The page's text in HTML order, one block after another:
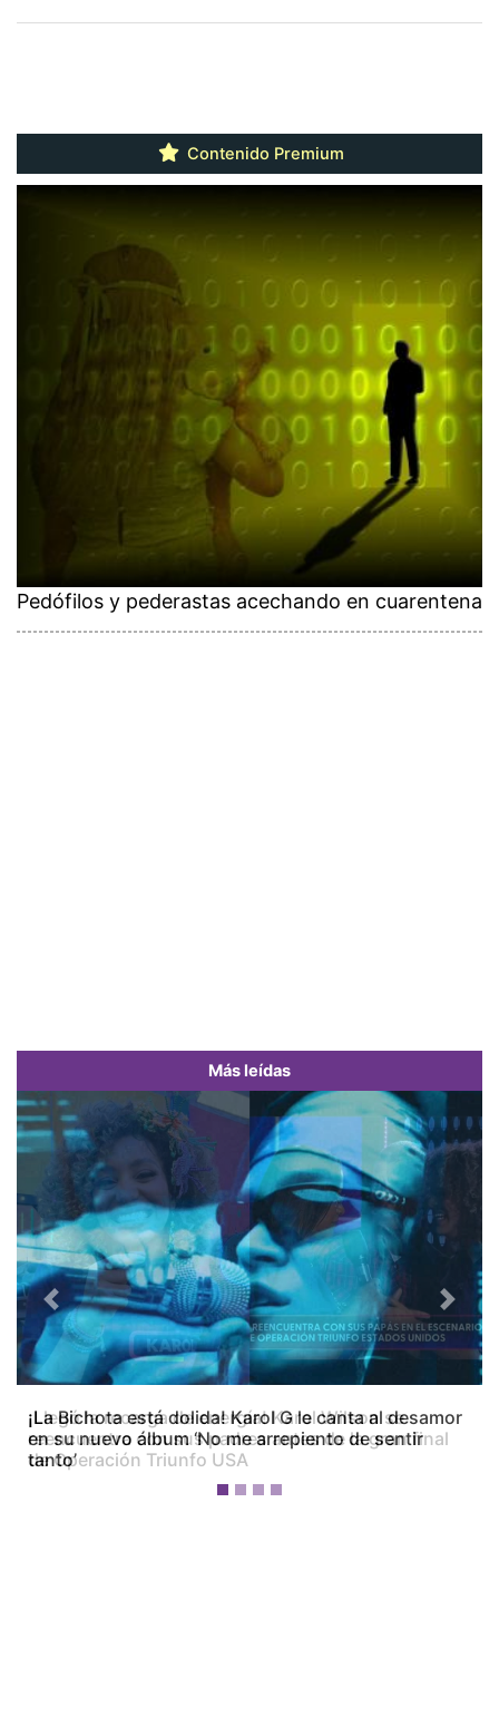
Contenido Premium
Pedófilos y pederastas acechando en cuarentena
Más leídas
¡La Bichota está dolida! Karol G le canta al desamor
en su nuevo álbum ‘No me arrepiento de sentir
tanto’
Previous Next